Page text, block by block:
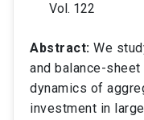
Vol. 122
Abstract: We
and balance-
dynamics of
investment in